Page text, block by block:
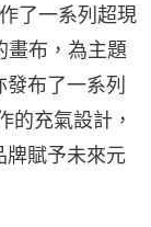
了一系列超現
畫布，為主題
布了一系列
的充氣設計，
牌賦予未來元